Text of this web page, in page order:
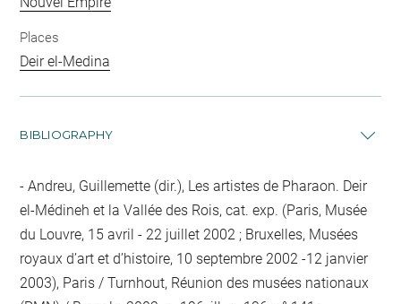
Places
Deir el-Medina
BIBLIOGRAPHY
Andreu, Guillemette (dir.), Les artistes de Pharaon. Deir
el-Médineh et la Vallée des Rois, cat. exp. (Paris, Musée
du Louvre, 15 avril - 22 juillet 2002 ; Bruxelles, Musées
royaux d’art et d’histoire, 10 septembre 2002 -12 janvier
2003), Paris / Turnhout, Réunion des musées nationaux